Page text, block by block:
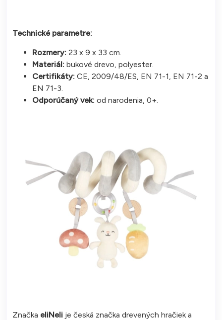
Technické parametre:
Rozmery: 23 x 9 x 33 cm.
Materiál: bukové drevo, polyester.
Certifikáty: CE, 2009/48/ES, EN 71-1, EN 71-2 a
EN 71-3.
Odporúčaný vek: od narodenia, 0+.
Značka eliNeli je česká značka drevených hračiek a